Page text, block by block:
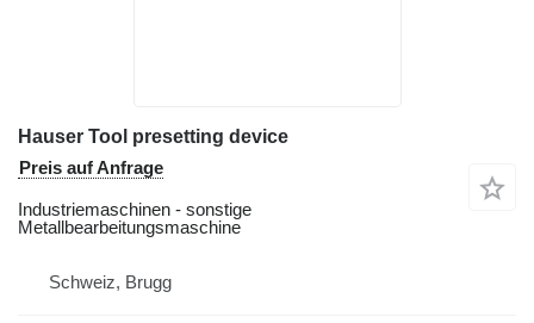
Hauser Tool presetting device
Preis auf Anfrage
Industriemaschinen - sonstige
Metallbearbeitungsmaschine
Schweiz, Brugg